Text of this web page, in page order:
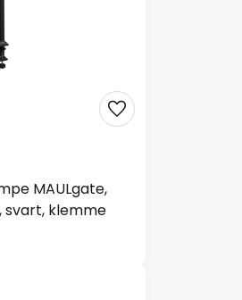
MAULgate,
svart, klemme